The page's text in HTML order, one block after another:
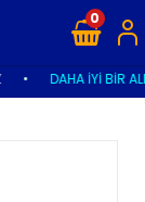
• DAHA İYİ BİR
0